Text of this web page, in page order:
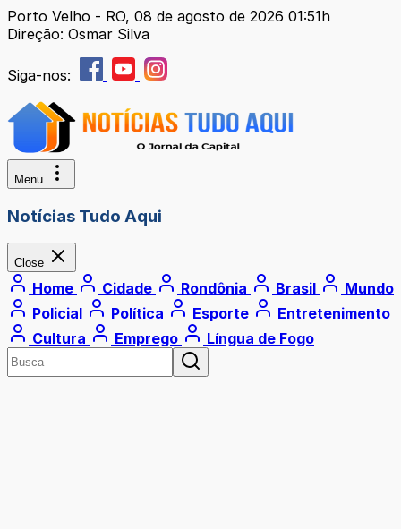
Porto Velho - RO, 08 de agosto de 2026 01:51h
Direção: Osmar Silva
Siga-nos:
Menu
Notícias Tudo Aqui
Close
Home Cidade Rondônia Brasil
Mundo
Policial
Política Esporte
Entretenimento
Cultura
Emprego Língua de Fogo